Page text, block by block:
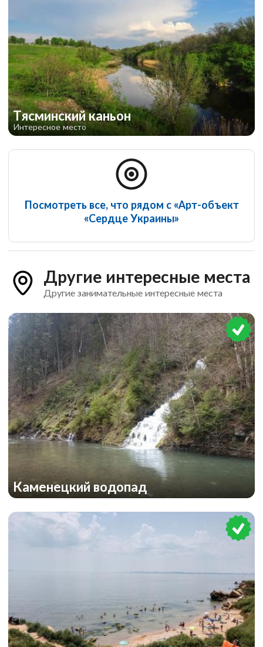
Тясминский каньон
Интересное место
Посмотреть все, что рядом с «Арт-объект
«Сердце Украины»
Другие интересные места
Другие занимательные интересные места
Каменецкий водопад